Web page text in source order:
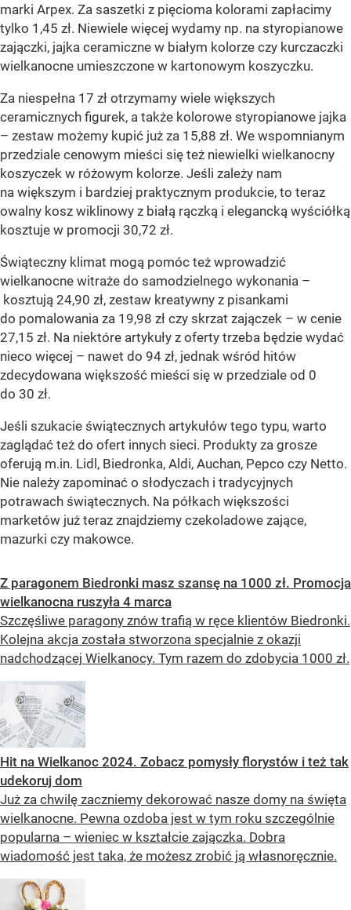
marki Arpex. Za saszetki z pięcioma kolorami zapłacimy
tylko 1,45 zł. Niewiele więcej wydamy np. na styropianowe
zajączki, jajka ceramiczne w białym kolorze czy kurczaczki
wielkanocne umieszczone w kartonowym koszyczku.
Za niespełna 17 zł otrzymamy wiele większych
ceramicznych figurek, a także kolorowe styropianowe jajka
– zestaw możemy kupić już za 15,88 zł. We wspomnianym
przedziale cenowym mieści się też niewielki wielkanocny
koszyczek w różowym kolorze. Jeśli zależy nam
na większym i bardziej praktycznym produkcie, to teraz
owalny kosz wiklinowy z białą rączką i elegancką wyściółką
kosztuje w promocji 30,72 zł.
Świąteczny klimat mogą pomóc też wprowadzić
wielkanocne witraże do samodzielnego wykonania –
kosztują 24,90 zł, zestaw kreatywny z pisankami
do pomalowania za 19,98 zł czy skrzat zajączek – w cenie
27,15 zł. Na niektóre artykuły z oferty trzeba będzie wydać
nieco więcej – nawet do 94 zł, jednak wśród hitów
zdecydowana większość mieści się w przedziale od 0
do 30 zł.
Jeśli szukacie świątecznych artykułów tego typu, warto
zaglądać też do ofert innych sieci. Produkty za grosze
oferują m.in. Lidl, Biedronka, Aldi, Auchan, Pepco czy Netto.
Nie należy zapominać o słodyczach i tradycyjnych
potrawach świątecznych. Na półkach większości
marketów już teraz znajdziemy czekoladowe zające,
mazurki czy makowce.
Z paragonem Biedronki masz szansę na 1000 zł. Promocja
wielkanocna ruszyła 4 marca
Szczęśliwe paragony znów trafią w ręce klientów Biedronki.
Kolejna akcja została stworzona specjalnie z okazji
nadchodzącej Wielkanocy. Tym razem do zdobycia 1000 zł.
Hit na Wielkanoc 2024. Zobacz pomysły florystów i też tak
udekoruj dom
Już za chwilę zaczniemy dekorować nasze domy na święta
wielkanocne. Pewna ozdoba jest w tym roku szczególnie
popularna – wieniec w kształcie zajączka. Dobra
wiadomość jest taka, że możesz zrobić ją własnoręcznie.